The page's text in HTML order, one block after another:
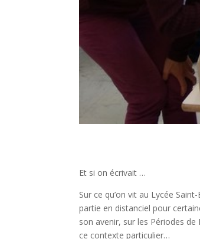
Et si on écrivait …
Sur ce qu’on vit au Lycée
partie en distanciel pour
son avenir, sur les Périodes
ce contexte particulier…